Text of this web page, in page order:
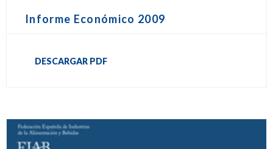
Informe Económico 2009
DESCARGAR PDF